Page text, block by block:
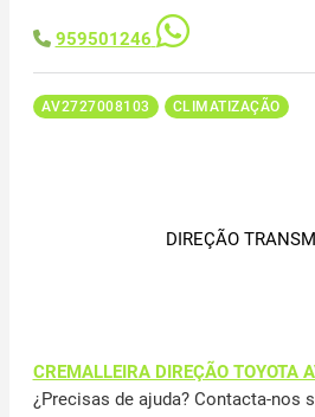
959501246
AV2727008103 CLIMATIZAÇÃO
DIREÇÃO
CREMALLEIRA DIREÇÃO TOYOTA
¿Precisas de ajuda? Contacta-nos